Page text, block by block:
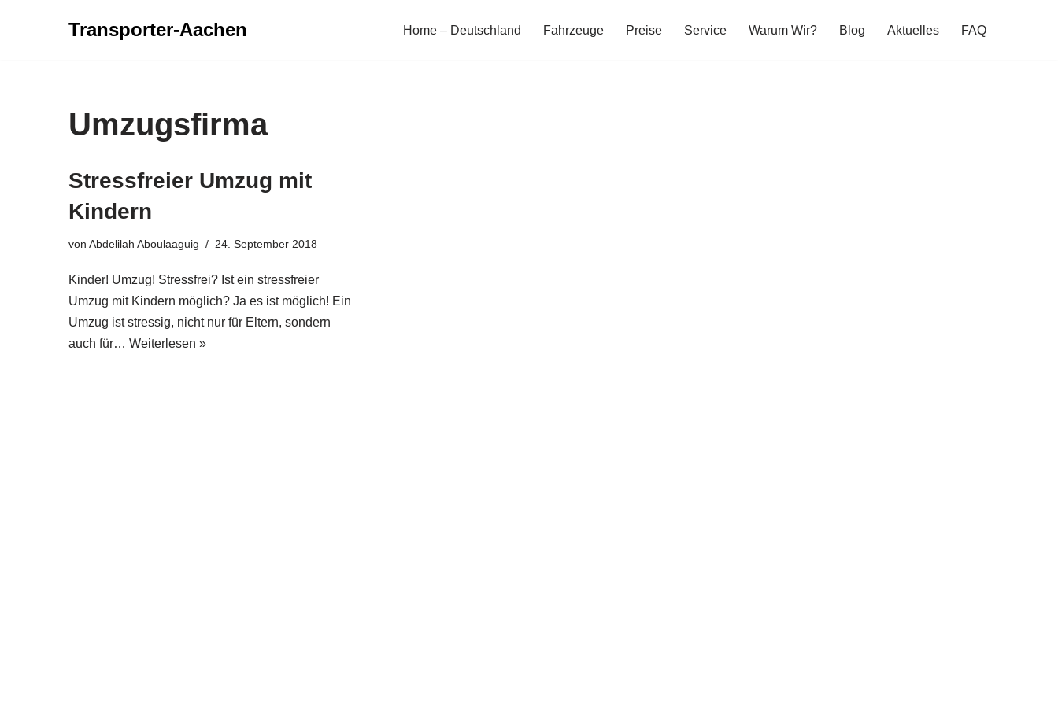
Transporter-Aachen Home – Deutschland Fahrzeuge Preise Service Warum Wir? Blog Aktuelles FAQ
Umzugsfirma
Stressfreier Umzug mit
Kindern
von Abdelilah Aboulaaguig 24. September 2018
Kinder! Umzug! Stressfrei? Ist ein stressfreier
Umzug mit Kindern möglich? Ja es ist möglich! Ein
Umzug ist stressig, nicht nur für Eltern, sondern
auch für… Weiterlesen »